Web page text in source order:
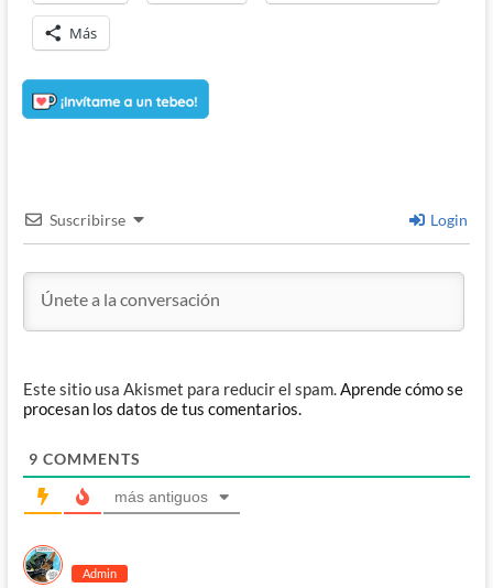
Más
Suscribirse Login
Este sitio usa Akismet para reducir el spam. Aprende cómo se
procesan los datos de tus comentarios.
9 COMMENTS
más antiguos
Admin